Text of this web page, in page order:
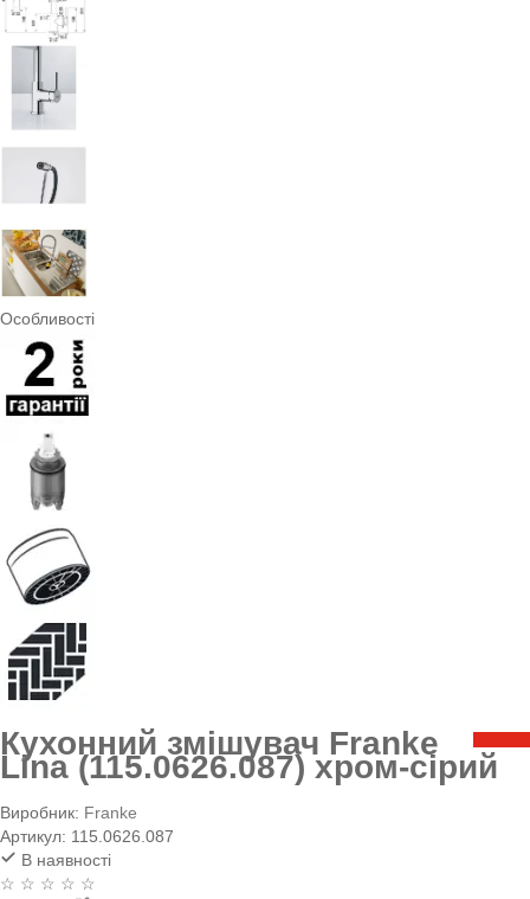
Особливості
Кухонний змішувач Franke
Lina (115.0626.087) хром-сірий
Виробник: Franke
Артикул: 115.0626.087
В наявності
☆ ☆ ☆ ☆ ☆